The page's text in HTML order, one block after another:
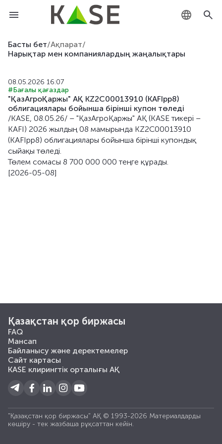
Басты бет/Ақпарат/
Нарықтар мен компаниялардың жаңалықтары
08.05.2026 16:07
#Бағалы қағаздар
"ҚазАгроҚаржы" АҚ KZ2C00013910 (KAFIpp8)
облигациялары бойынша бірiнші купон төледі
/KASE, 08.05.26/ – "ҚазАгроҚаржы" АҚ (KASE тикері –
KAFI) 2026 жылдың 08 мамырында KZ2C00013910
(KAFIpp8) облигациялары бойынша бірiнші купондық
сыйақы төледі.
Төлем сомасы 8 700 000 000 теңге құрады.
[2026-05-08]
Қазақстан қор биржасы
FAQ
Мансап
Байланысу және деректемелер
Сайт картасы
KASE клирингтік орталығы АҚ
"Қазақстан қор биржасы" АҚ © 1993-2026 Материалдарды
көшiру - тек жазбаша рұқсаттан кейiн.